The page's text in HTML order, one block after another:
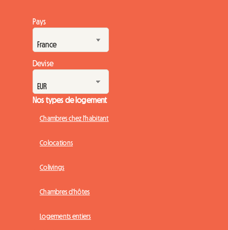
Pays
Devise
Nos types de logement
Chambres chez l'habitant
Colocations
Colivings
Chambres d'hôtes
Logements entiers